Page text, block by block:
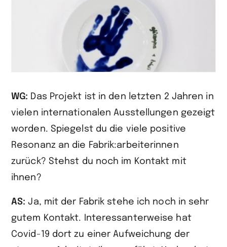
WG: Das Projekt ist in den letzten 2 Jahren in
vielen internationalen Ausstellungen gezeigt
worden. Spiegelst du die viele positive
Resonanz an die Fabrik:arbeiterinnen
zurück? Stehst du noch im Kontakt mit
ihnen?
AS:Ja, mit der Fabrik stehe ich noch in sehr
gutem Kontakt. Interessanterweise hat
Covid-19 dort zu einer Aufweichung der